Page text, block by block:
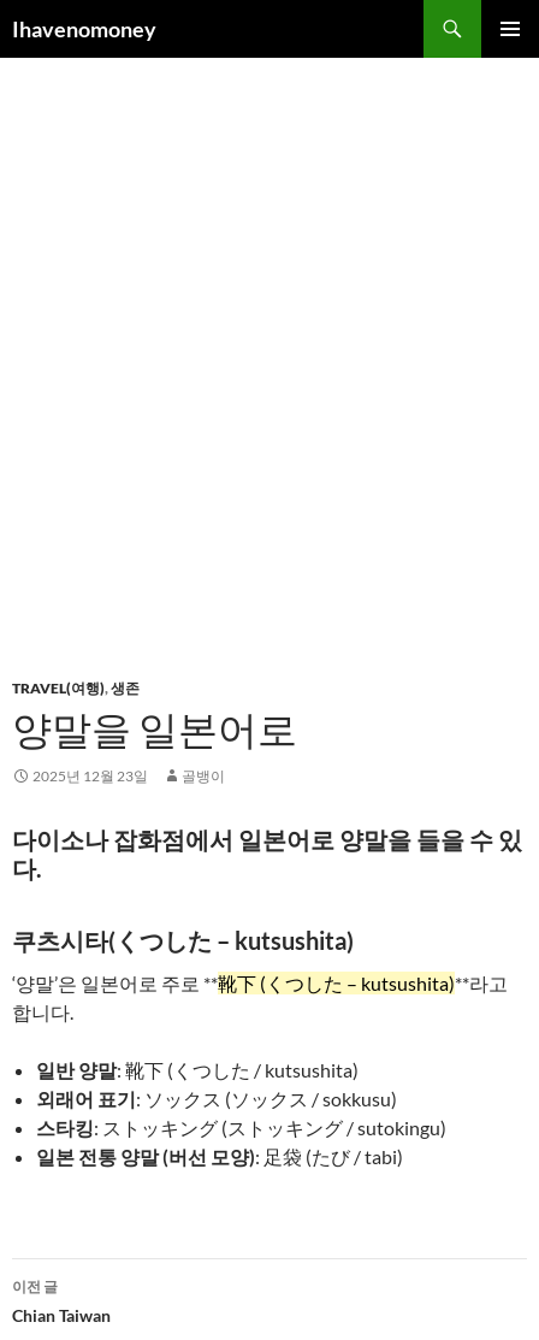
텐Ihavenomoney
색
TRAVEL(여행),생존
양말을 일본어로
2025년 12월 23일 골뱅이
다이소나 잡화점에서 일본어로 양말을 들을 수 있
다.
쿠츠시타(くつした – kutsushita)
‘양말’은 일본어로 주로 **靴下 (くつした – kutsushita)**라고
합니다.
일반 양말: 靴下 (くつした / kutsushita)
외래어 표기: ソックス (ソックス / sokkusu)
스타킹: ストッキング (ストッキング / sutokingu)
일본 전통 양말 (버선 모양): 足袋 (たび / tabi)
글
네
이전 글
Chian Taiwan